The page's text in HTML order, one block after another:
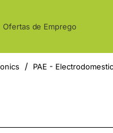
Ofertas de Emprego
PAE -